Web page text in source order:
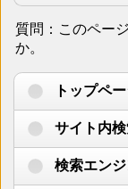
質問：このペー
か。
トップペ
サイト内
検索エン